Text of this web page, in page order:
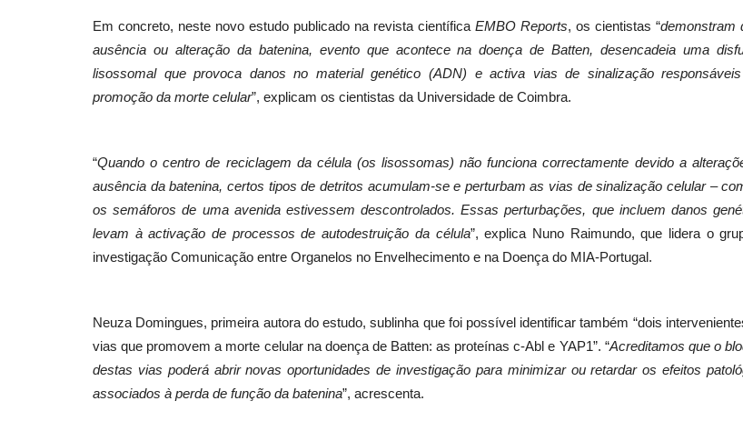
Em concreto, neste novo estudo publicado na revista científica EMBO Reports, os cientistas “demonstram
ausência ou alteração da batenina, evento que acontece na doença de Batten, desencadeia uma
lisossomal que provoca danos no material genético (ADN) e activa vias de sinalização
promoção da morte celular”, explicam os cientistas da Universidade de Coimbra.
“Quando o centro de reciclagem da célula (os lisossomas) não funciona correctamente devido a
ausência da batenina, certos tipos de detritos acumulam-se e perturbam as vias de sinalização celular –
os semáforos de uma avenida estivessem descontrolados. Essas perturbações, que incluem danos
levam à activação de processos de autodestruição da célula”, explica Nuno Raimundo, que lidera o
investigação Comunicação entre Organelos no Envelhecimento e na Doença do MIA-Portugal.
Neuza Domingues, primeira autora do estudo, sublinha que foi possível identificar também “dois
vias que promovem a morte celular na doença de Batten: as proteínas c-Abl e YAP1”. “Acreditamos que o
destas vias poderá abrir novas oportunidades de investigação para minimizar ou retardar os efeitos
associados à perda de função da batenina”, acrescenta.
Cultura
Casino Estoril recebe no Salão Preto e
Prata Aplauso -...
Cultura
Barcelos promove 1º Encontro